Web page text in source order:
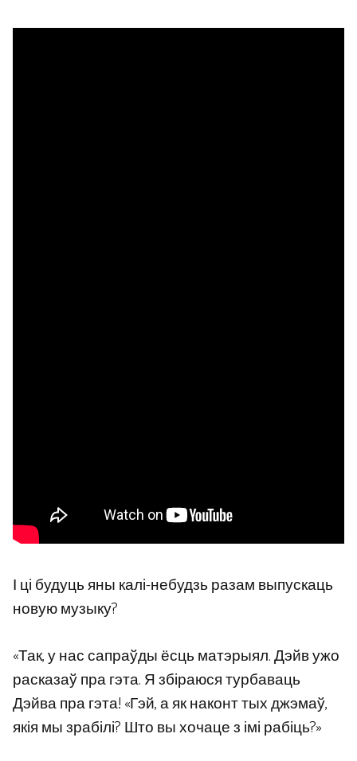
І ці будуць яны калі-небудзь разам выпускаць
новую музыку?
«Так, у нас сапраўды ёсць матэрыял. Дэйв ужо
расказаў пра гэта. Я збіраюся турбаваць
Дэйва пра гэта! «Гэй, а як наконт тых джэмаў,
якія мы зрабілі? Што вы хочаце з імі рабіць?»